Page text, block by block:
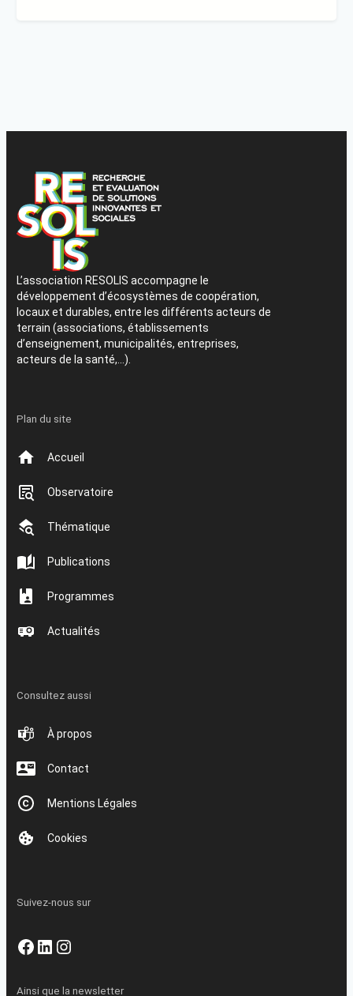
L’association RESOLIS accompagne le
développement d’écosystèmes de coopération,
locaux et durables, entre les différents acteurs de
terrain (associations, établissements
d’enseignement, municipalités, entreprises,
acteurs de la santé,…).
Plan du site
Accueil
Observatoire
Thématique
Publications
Programmes
Actualités
Consultez aussi
À propos
Contact
Mentions Légales
Cookies
Suivez-nous sur
Facebook
LinkedIn
Instagram
Ainsi que la newsletter